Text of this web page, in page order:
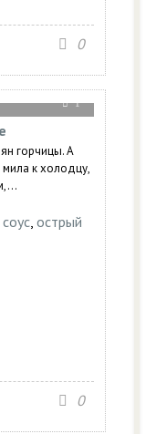
0
1
горчицы. А
мила к холодцу,
соус, острый
0